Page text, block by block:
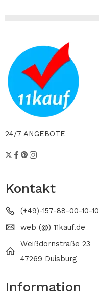
24/7 ANGEBOTE
Kontakt
(+49)-157-88-00-10-10
web (@) 11kauf.de
Weißdornstraße 23
47269 Duisburg
Information